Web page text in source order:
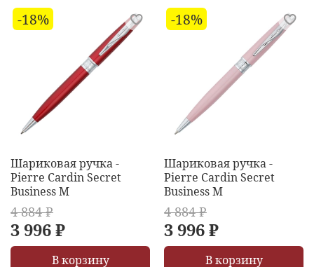
-18%
Шариковая ручка -
Pierre Cardin Secret
Business M
4 884 ₽
3 996 ₽
В корзину
-18%
Шариковая ручка -
Pierre Cardin Secret
Business M
4 884 ₽
3 996 ₽
В корзину